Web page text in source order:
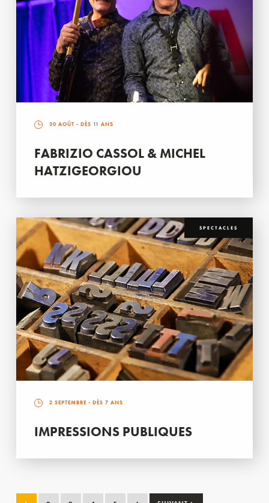
30 AOÛT - DÈS 11 ANS
FABRIZIO CASSOL & MICHEL
HATZIGEORGIOU
SPECTACLES
2 SEPTEMBRE - DÈS 7 ANS
IMPRESSIONS PUBLIQUES